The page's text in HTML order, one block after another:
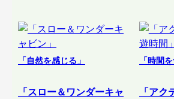
「自然を感じる」
「スロー＆ワンダーキャ
「時間
「ア